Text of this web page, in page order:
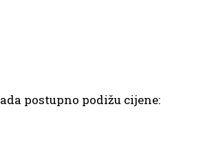
postupno podižu cijene: